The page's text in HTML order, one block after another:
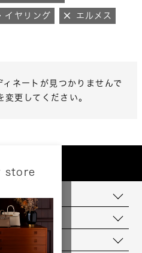
イヤリング エルメス
ネートが見つかりませんで
変更してください。
store